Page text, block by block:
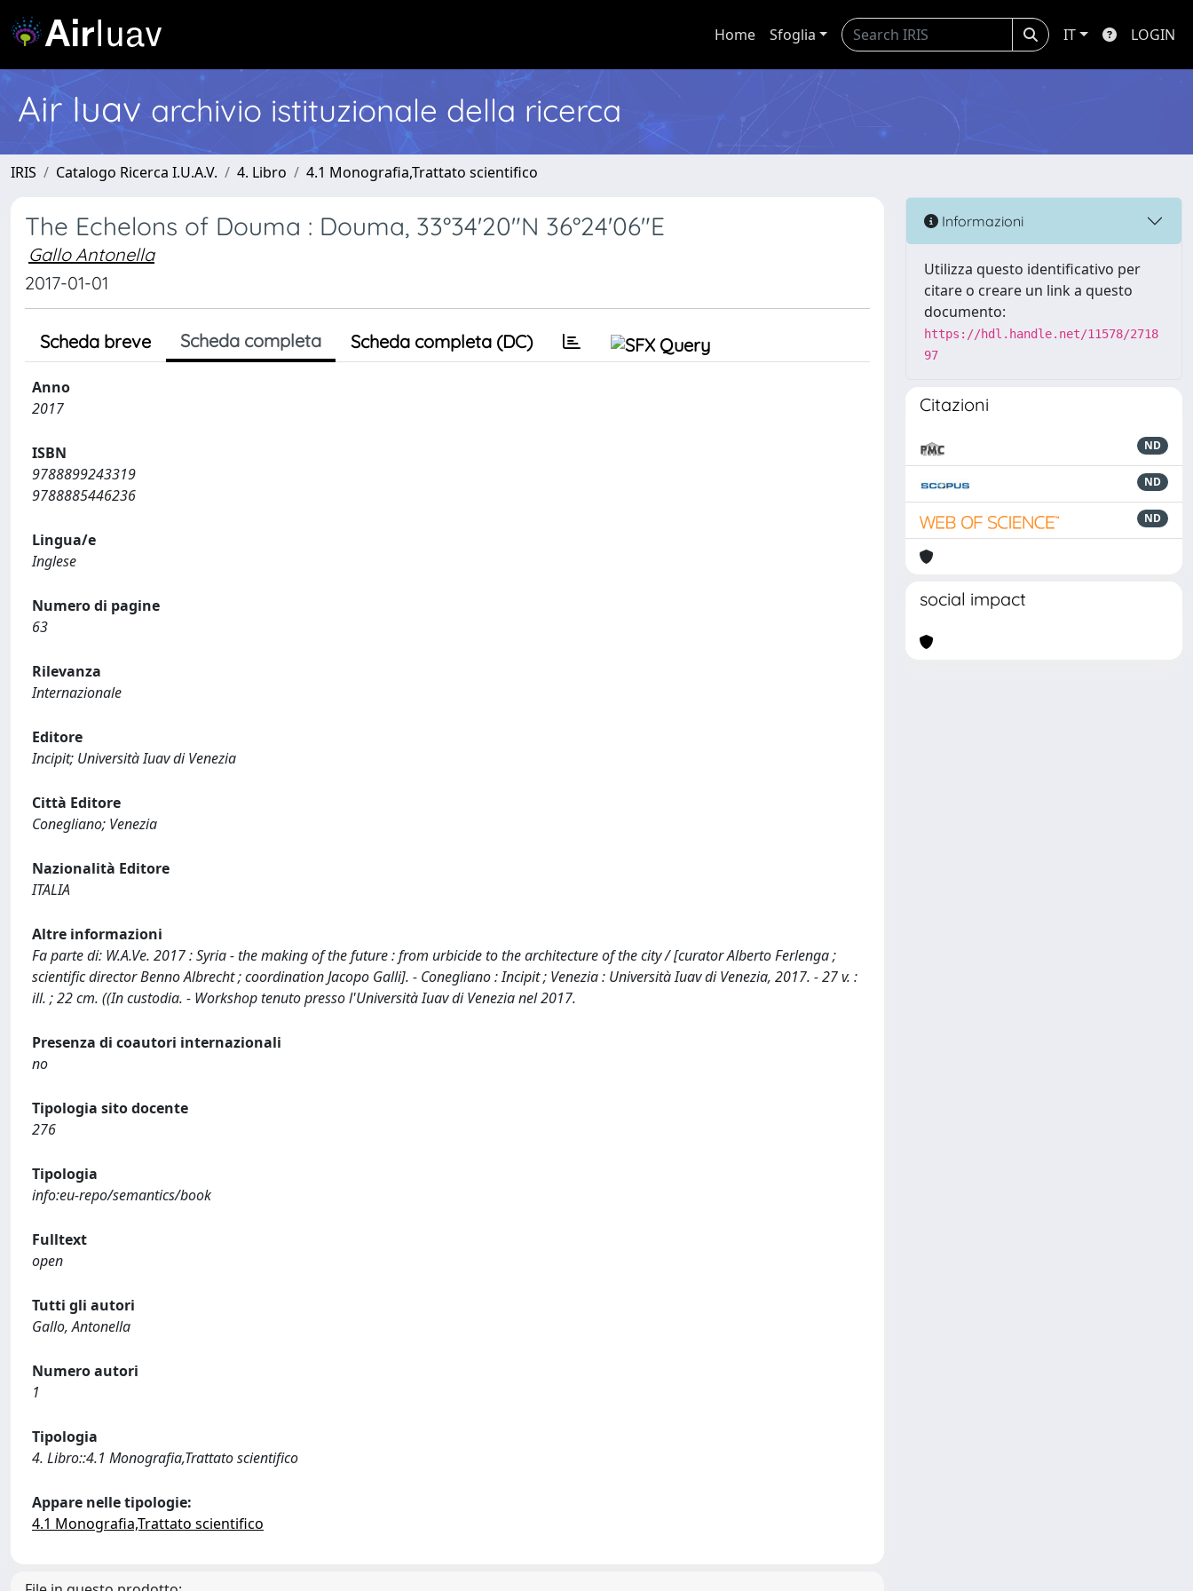
Home Sfoglia IT LOGIN
Air Iuav archivio istituzionale della ricerca
IRIS Catalogo Ricerca I.U.A.V. 4. Libro 4.1 Monografia,Trattato scientifico
The Echelons of Douma : Douma, 33°34'20"N 36°24'06"E
Gallo Antonella
2017-01-01
Scheda breve Scheda completa Scheda completa (DC)
Anno
2017
ISBN
9788899243319
9788885446236
Lingua/e
Inglese
Numero di pagine
63
Rilevanza
Internazionale
Editore
Incipit; Università Iuav di Venezia
Città Editore
Conegliano; Venezia
Nazionalità Editore
ITALIA
Altre informazioni
Fa parte di: W.A.Ve. 2017 : Syria - the making of the future : from urbicide to the architecture of the city / [curator Alberto Ferlenga ;
scientific director Benno Albrecht ; coordination Jacopo Galli]. - Conegliano : Incipit ; Venezia : Università Iuav di Venezia, 2017. - 27 v. :
ill. ; 22 cm. ((In custodia. - Workshop tenuto presso l'Università Iuav di Venezia nel 2017.
Presenza di coautori internazionali
no
Tipologia sito docente
276
Tipologia
info:eu-repo/semantics/book
Fulltext
open
Tutti gli autori
Gallo, Antonella
Numero autori
1
Tipologia
4. Libro::4.1 Monografia,Trattato scientifico
Appare nelle tipologie:
4.1 Monografia,Trattato scientifico
Informazioni
Utilizza questo identificativo per
citare o creare un link a questo
documento:
https://hdl.handle.net/11578/2718
97
Citazioni
ND
ND
ND
social impact